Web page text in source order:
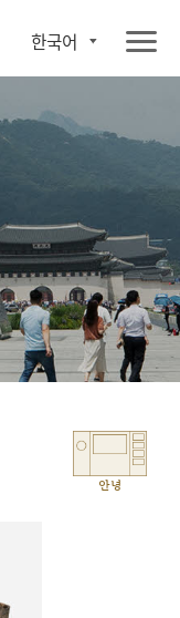
한국어
안녕